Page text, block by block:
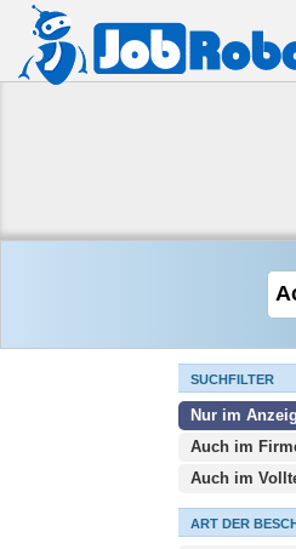
SUCHFILTER
Nur im
Auch im
Auch im
ART DER